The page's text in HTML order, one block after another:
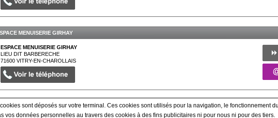
MENUISERIE GIRHAY
ESPACE MENUISERIE GIRHAY
LIEU DIT BARBERECHE
71600VITRY-EN-CHAROLLAIS
Afficher tous les prestataires
sont déposés sur votre terminal. Ces cookies sont utilisés pour la navigation, le fonctionnement
vos données personnelles au travers des cookies à des fins publicitaires ni pour nous ni pour des tiers.